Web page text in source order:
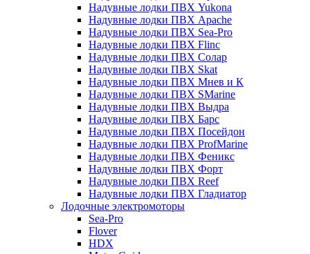
Надувные лодки ПВХ Yukona
Надувные лодки ПВХ Apache
Надувные лодки ПВХ Sea-Pro
Надувные лодки ПВХ Flinc
Надувные лодки ПВХ Солар
Надувные лодки ПВХ Skat
Надувные лодки ПВХ Мнев и К
Надувные лодки ПВХ SMarine
Надувные лодки ПВХ Выдра
Надувные лодки ПВХ Барс
Надувные лодки ПВХ Посейдон
Надувные лодки ПВХ ProfMarine
Надувные лодки ПВХ Феникс
Надувные лодки ПВХ Форт
Надувные лодки ПВХ Reef
Надувные лодки ПВХ Гладиатор
Лодочные электромоторы
Sea-Pro
Flover
HDX